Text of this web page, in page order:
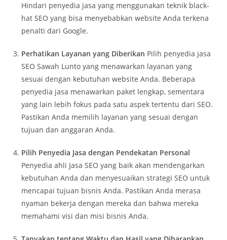
Hindari penyedia jasa yang menggunakan teknik black-
hat SEO yang bisa menyebabkan website Anda terkena
penalti dari Google.
Perhatikan Layanan yang Diberikan Pilih penyedia jasa
SEO Sawah Lunto yang menawarkan layanan yang
sesuai dengan kebutuhan website Anda. Beberapa
penyedia jasa menawarkan paket lengkap, sementara
yang lain lebih fokus pada satu aspek tertentu dari SEO.
Pastikan Anda memilih layanan yang sesuai dengan
tujuan dan anggaran Anda.
Pilih Penyedia Jasa dengan Pendekatan Personal
Penyedia ahli Jasa SEO yang baik akan mendengarkan
kebutuhan Anda dan menyesuaikan strategi SEO untuk
mencapai tujuan bisnis Anda. Pastikan Anda merasa
nyaman bekerja dengan mereka dan bahwa mereka
memahami visi dan misi bisnis Anda.